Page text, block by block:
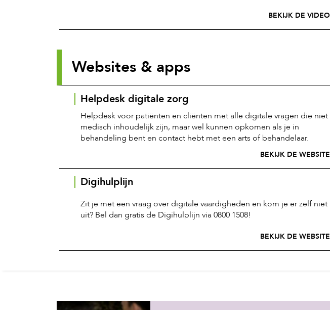
BEKIJK DE VIDEO
Websites & apps
Helpdesk digitale zorg
Helpdesk voor patiënten en cliënten met alle digitale vragen die niet
medisch inhoudelijk zijn, maar wel kunnen opkomen als je in
behandeling bent en contact hebt met een arts of behandelaar.
BEKIJK DE WEBSITE
Digihulplijn
Zit je met een vraag over digitale vaardigheden en kom je er zelf niet
uit? Bel dan gratis de Digihulplijn via 0800 1508!
BEKIJK DE WEBSITE